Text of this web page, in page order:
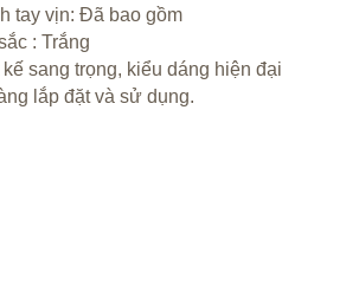
tay vịn: Đã bao gồm
: Trắng
sang trọng, kiểu dáng hiện đại
lắp đặt và sử dụng.